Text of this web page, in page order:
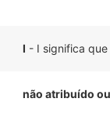
I - I significa
não atribuído